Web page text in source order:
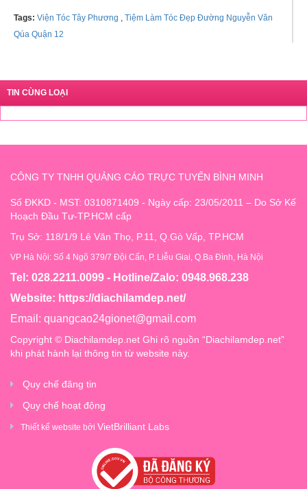
Tags: Viện Tóc Tây Phương , Tiệm Làm Tóc Đẹp Đường Nguyễn Văn
Qúa Quận 12
TIN CÙNG LOẠI
CÔNG TY TNHH QUẢNG CÁO TRỰC TUYẾN BÌNH MINH
Số ĐKKD - MST: 0310871409 - Ngày cấp: 23/05/2011 – Do Sở Kế
Hoạch Đầu Tư-TP.HCM cấp
Trụ Sở: 118/1/9 Lê Văn Thọ, P.11, Q.Gò Vấp, TP.HCM
VP Hà Nội: Số 4 Ngõ 379/7 Đội Cấn, P. Liễu Giai, Q.Ba Đình, Hà Nội
Tel: 028.2211.0099 - Hotline/Zalo: 0948.968.238
Website: https://diachilamdep.net/
Email: quangcao24gionet@gmail.com
Copyright © Diachilamdep.net Ghi rõ nguồn “Diachilamdep.net”
khi phát hành lại thông tin từ website này.
Quy chế đăng tin
Quy chế hoạt động
Thiết kế website bởi VietBrilliant Labs